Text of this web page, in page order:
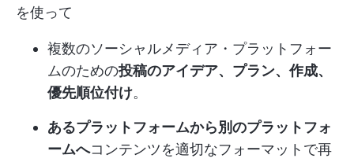
を使って
複数のソーシャルメディア・プラットフォー
ムのための投稿のアイデア、プラン、作成、
優先順位付け。
あるプラットフォームから別のプラットフォ
ームへコンテンツを適切なフォーマットで再